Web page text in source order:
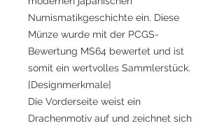
Numismatikgeschichte ein. Diese
Münze wurde mit der PCGS-
Bewertung MS64 bewertet und ist
somit ein wertvolles Sammlerstück.
[Designmerkmale]
Die Vorderseite weist ein
Drachenmotiv auf und zeichnet sich